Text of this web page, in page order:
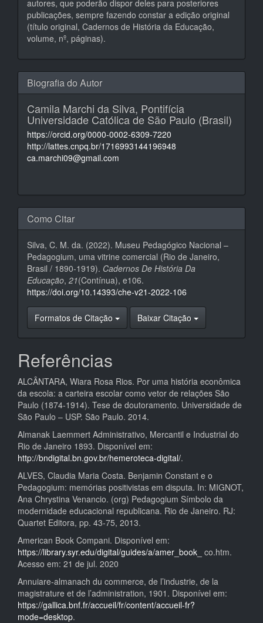
autores, que poderão dispor deles para posteriores
publicações, sempre fazendo constar a edição original
(título original, Cadernos de História da Educação,
volume, nº, páginas).
Biografia do Autor
Camila Marchi da Silva, Pontifícia
Universidade Católica de São Paulo (Brasil)
https://orcid.org/0000-0002-6309-7220
http://lattes.cnpq.br/1716993144196948
ca.marchi09@gmail.com
Como Citar
Silva, C. M. da. (2022). Museu Pedagógico Nacional –
Pedagogium, uma vitrine comercial (Rio de Janeiro,
Brasil / 1890-1919). Cadernos De História Da
Educação, 21(Contínua), e106.
https://doi.org/10.14393/che-v21-2022-106
Formatos de Citação Baixar Citação
Referências
ALCÂNTARA, Wiara Rosa Rios. Por uma história econômica
da escola: a carteira escolar como vetor de relações São
Paulo (1874-1914). Tese de doutoramento. Universidade de
São Paulo – USP. São Paulo. 2014.
Almanak Laemmert Administrativo, Mercantil e Industrial do
Rio de Janeiro 1893. Disponível em:
http://bndigital.bn.gov.br/hemeroteca-digital/.
ALVES, Claudia Maria Costa. Benjamin Constant e o
Pedagogium: memórias positivistas em disputa. In: MIGNOT,
Ana Chrystina Venancio. (org) Pedagogium Símbolo da
modernidade educacional republicana. Rio de Janeiro. RJ:
Quartet Editora, pp. 43-75, 2013.
American Book Compani. Disponível em:
https://library.syr.edu/digital/guides/a/amer_book_ co.htm.
Acesso em: 21 de jul. 2020
Annuiare-almanach du commerce, de l’industrie, de la
magistrature et de l’administration, 1901. Disponível em:
https://gallica.bnf.fr/accueil/fr/content/accueil-fr?
mode=desktop.